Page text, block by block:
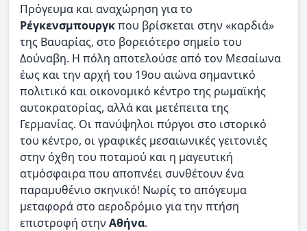
Πρόγευμα και αναχώρηση για το
Ρέγκενσμπουργκπου βρίσκεται στην «καρδιά»
της Βαυαρίας, στο βορειότερο σημείο του
Δούναβη. Η πόλη αποτελούσε από τον Μεσαίωνα
έως και την αρχή του 19ου αιώνα σημαντικό
πολιτικό και οικονομικό κέντρο της ρωμαϊκής
αυτοκρατορίας, αλλά και μετέπειτα της
Γερμανίας. Οι πανύψηλοι πύργοι στο ιστορικό
του κέντρο, οι γραφικές μεσαιωνικές γειτονιές
στην όχθη του ποταμού και η μαγευτική
ατμόσφαιρα που αποπνέει συνθέτουν ένα
παραμυθένιο σκηνικό! Νωρίς το απόγευμα
μεταφορά στο αεροδρόμιο για την πτήση
επιστροφή στην Αθήνα.